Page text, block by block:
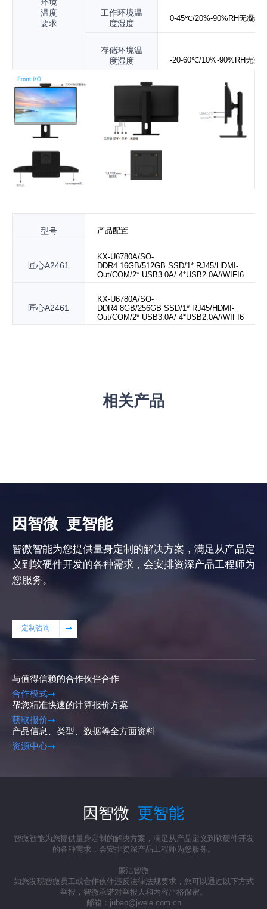
环境
温度
要求
工作环境温
度湿度
0-45℃/20%-90% RH无凝结
存储环境温
度湿度
-20-60℃/10%-90%RH无凝
型号 产品配置
匠心A2461
KX-U6780A/SO-
DDR4 16GB/512GB SSD/1* RJ45/H DMI-
Out/COM/2* USB3.0A/ 4*USB2.0A//WIFI6
匠心A2461
KX-U6780A/SO-
DDR4 8GB/256GB SSD/1* RJ45/HDMI-
Out/COM/2* USB3.0A/ 4*USB2.0A//WIFI6
相关产品
因智微 更智能
智微智能为您提供量身定制的解决方案，满足从产品定
义到软硬件开发的各种需求，会安排资深产品工程师为
您服务。
定制咨询
与值得信赖的合作伙伴合作
合作模式
帮您精准快速的计算报价方案
获取报价
产品信息、类型、数据等全方面资料
资源中心
因智微 更智能
智微智能为您提供量身定制的解决方案，满足从产品定义到软硬件开发
的各种需求，会安排资深产品工程师为您服务。
廉洁智微
如您发现智微员工或合作伙伴违反法律法规要求，您可以通过以下方式
举报，智微承诺对举报人和内容严格保密。
邮箱：jubao@jwele.com.cn